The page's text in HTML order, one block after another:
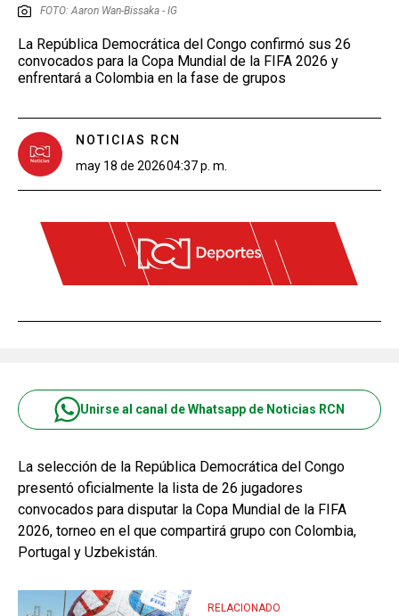
FOTO: Aaron Wan-Bissaka - IG
La República Democrática del Congo confirmó sus 26
convocados para la Copa Mundial de la FIFA 2026 y
enfrentará a Colombia en la fase de grupos
NOTICIAS RCN
may 18 de 202604:37 p. m.
Unirse al canal de Whatsapp de Noticias RCN
La selección de la República Democrática del Congo
presentó oficialmente la lista de 26 jugadores
convocados para disputar la Copa Mundial de la FIFA
2026, torneo en el que compartirá grupo con Colombia,
Portugal y Uzbekistán.
RELACIONADO